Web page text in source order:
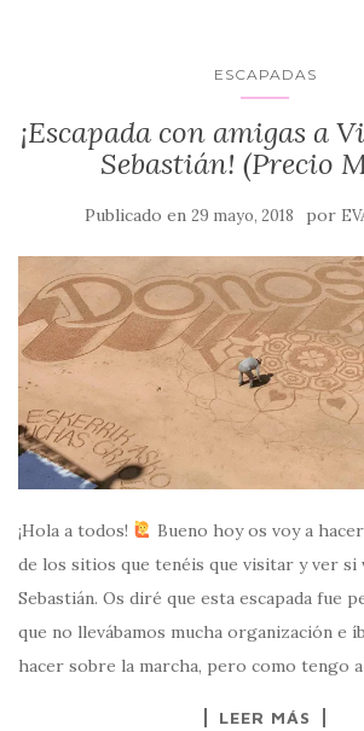
ESCAPADAS
¡Escapada con amigas a
Sebastián! (Precio
Publicado en 29 mayo, 2018 por
¡Hola a todos!
Bueno hoy os voy a
de los sitios que tenéis que visitar y ver si
Sebastián. Os diré que esta escapada fue
que no llevábamos mucha organización e
hacer sobre la marcha, pero como tengo
LEER MÁS